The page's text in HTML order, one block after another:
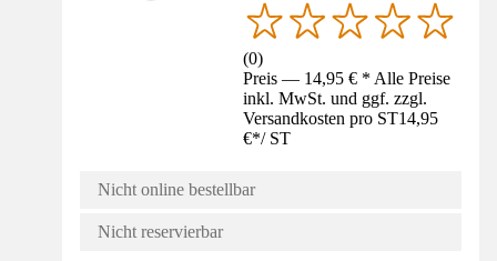
(0)
Preis — 14,95 € * Alle Preise
inkl. MwSt. und ggf. zzgl.
Versandkosten pro ST14,95
€*/ ST
Nicht online bestellbar
Nicht reservierbar